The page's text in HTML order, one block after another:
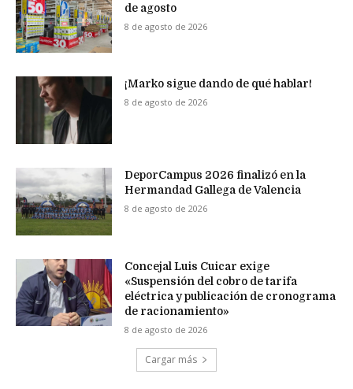
de agosto
8 de agosto de 2026
¡Marko sigue dando de qué hablar!
8 de agosto de 2026
DeporCampus 2026 finalizó en la
Hermandad Gallega de Valencia
8 de agosto de 2026
Concejal Luis Cuicar exige
«Suspensión del cobro de tarifa
eléctrica y publicación de cronograma
de racionamiento»
8 de agosto de 2026
Cargar más